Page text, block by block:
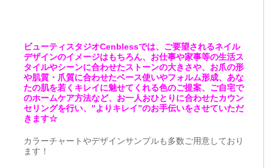
ビューティスタジオCenblessでは、ご要望されるネイル
デザインのイメージはもちろん、お仕事や家事等の生活ス
タイルやシーンに合わせたストーンの大きさや、お爪の形
や肌質・爪質に合わせたベース使いやフォルム形成、あな
たの肌を若くキレイに魅せてくれる色のご提案、ご自宅で
のホームケア方法など、お一人おひとりに合わせたカウン
セリングを行い、”よりキレイ”のお手伝いをさせていただ
きます☆
カラーチャートやデザインサンプルも多数ご用意しており
ます！